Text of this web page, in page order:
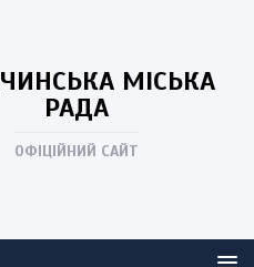
МІСЬКА
РАДА
ОФІЦІЙНИЙ САЙТ